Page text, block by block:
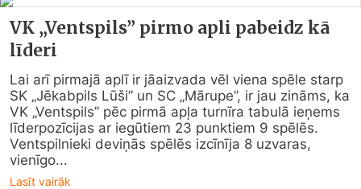
VK „Ventspils” pirmo apli pabeidz kā
līderi
Lai arī pirmajā aplī ir jāaizvada vēl viena spēle starp
SK „Jēkabpils Lūši” un SC „Mārupe”, ir jau zināms, ka
VK „Ventspils” pēc pirmā apļa turnīra tabulā ieņems
līderpozīcijas ar iegūtiem 23 punktiem 9 spēlēs.
Ventspilnieki deviņās spēlēs izcīnīja 8 uzvaras,
vienīgo...
Lasīt vairāk